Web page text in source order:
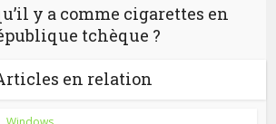
y a comme cigarettes en
tchèque ?
en relation